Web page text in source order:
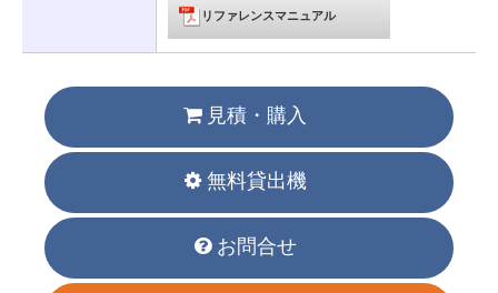
リファレンスマニュアル
見積・購入
無料貸出機
お問合せ